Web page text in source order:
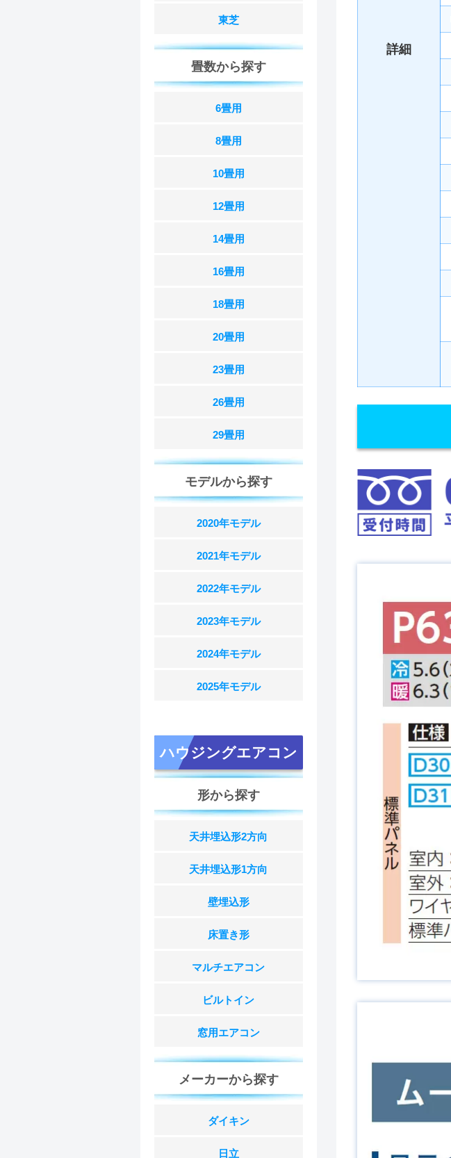
詳細
東芝
畳数から探す
6畳用
8畳用
10畳用
12畳用
14畳用
16畳用
18畳用
20畳用
23畳用
26畳用
29畳用
モデルから探す
2020年モデル
2021年モデル
2022年モデル
2023年モデル
2024年モデル
2025年モデル
ハウジングエアコン
形から探す
天井埋込形2方向
天井埋込形1方向
壁埋込形
床置き形
マルチエアコン
ビルトイン
窓用エアコン
メーカーから探す
ダイキン
日立